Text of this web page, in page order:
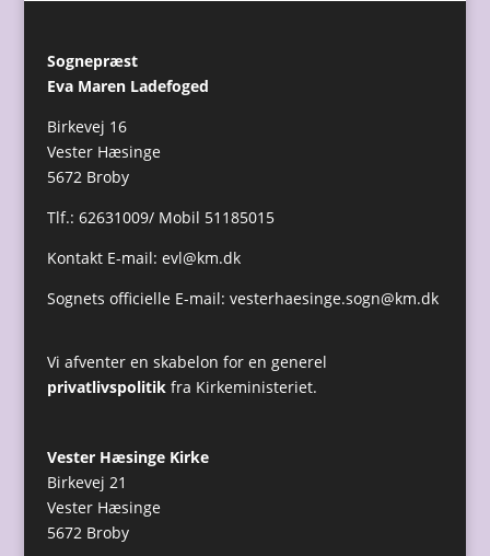
Sognepræst
Eva Maren Ladefoged
Birkevej 16
Vester Hæsinge
5672 Broby
Tlf.: 62631009/ Mobil 51185015
Kontakt E-mail: evl@km.dk
Sognets officielle E-mail: vesterhaesinge.sogn@km.dk
Vi afventer en skabelon for en generel
privatlivspolitikfra Kirkeministeriet.
Vester Hæsinge Kirke
Birkevej 21
Vester Hæsinge
5672 Broby